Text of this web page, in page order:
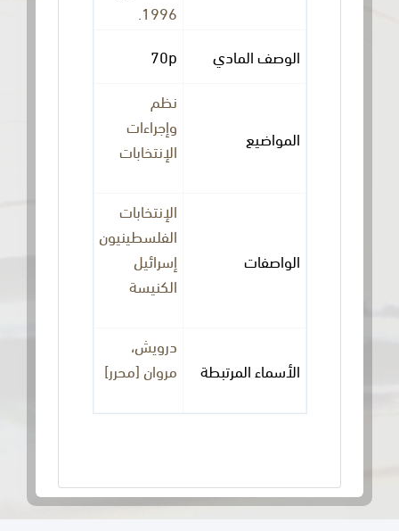
الوصف المادي
70p
المواضيع
وإجراءات
الإنتخابات
الواصفات
الإنتخابات
الفلسطينيون
إسرائيل
الكنيسة
الأسماء المرتبطة
درويش،
مروان [محرر]